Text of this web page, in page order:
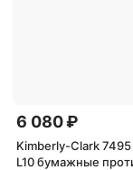
6 080 ₽
Kimberly-Clark 7495
L10 бумажные